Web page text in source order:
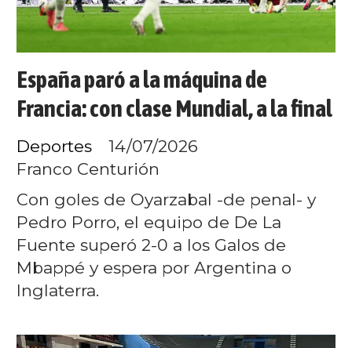
España paró a la máquina de
Francia: con clase Mundial, a la final
Franco Centurión
Deportes 14/07/2026
Con goles de Oyarzabal -de penal- y
Pedro Porro, el equipo de De La
Fuente superó 2-0 a los Galos de
Mbappé y espera por Argentina o
Inglaterra.